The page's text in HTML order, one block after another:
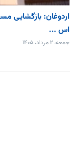
اردوغان: بازگشایی
اس ...
جمعه، ۲ مرداد، ۱۴۰۵